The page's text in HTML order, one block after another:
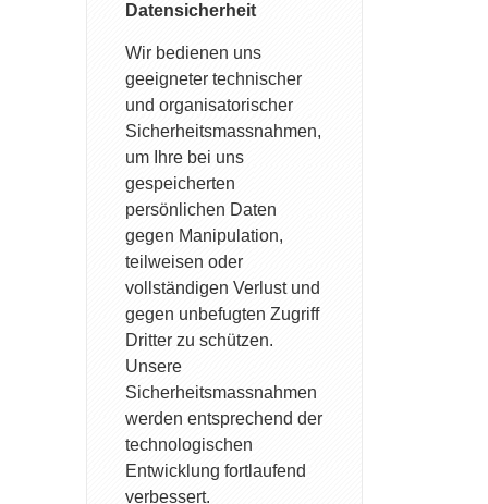
Datensicherheit
Wir bedienen uns
geeigneter technischer
und organisatorischer
Sicherheitsmassnahmen,
um Ihre bei uns
gespeicherten
persönlichen Daten
gegen Manipulation,
teilweisen oder
vollständigen Verlust und
gegen unbefugten Zugriff
Dritter zu schützen.
Unsere
Sicherheitsmassnahmen
werden entsprechend der
technologischen
Entwicklung fortlaufend
verbessert.